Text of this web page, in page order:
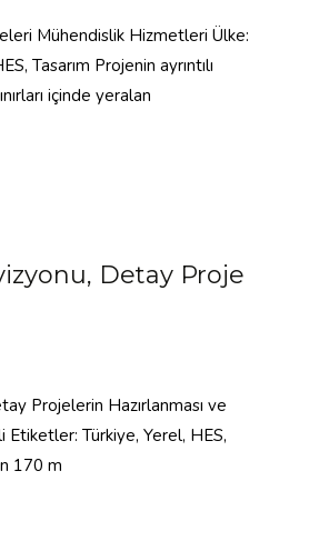
Mühendislik Hizmetleri Ülke:
Tasarım Projenin ayrıntılı
içinde yeralan
Detay Proje
Projelerin Hazırlanması ve
Etiketler: Türkiye, Yerel, HES,
170 m